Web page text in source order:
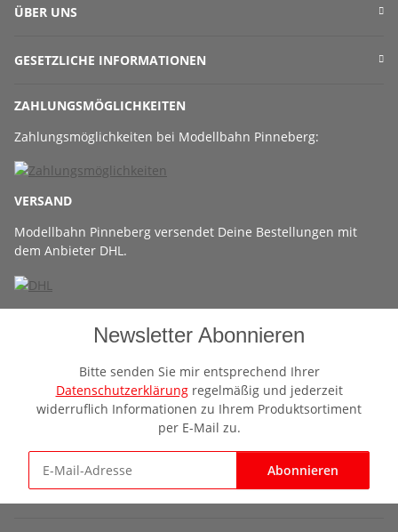
ÜBER UNS
GESETZLICHE INFORMATIONEN
ZAHLUNGSMÖGLICHKEITEN
Zahlungsmöglichkeiten bei Modellbahn Pinneberg:
VERSAND
Modellbahn Pinneberg versendet Deine Bestellungen mit
dem Anbieter DHL.
Newsletter Abonnieren
Bitte senden Sie mir entsprechend Ihrer
Datenschutzerklärungregelmäßig und jederzeit
widerruflich Informationen zu Ihrem Produktsortiment
per E-Mail zu.
Abonnieren